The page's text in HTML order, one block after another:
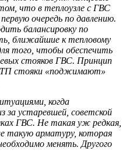
что в теплоузле с ГВС
очередь по давлению.
балансировку по
ближайшие к тепловому
того, чтобы обеспечить
стояков ГВС. Принцип
стояки «поджимают»
когда
за устаревшей, советской
ГВС. Не такая уж редкая,
такую арматуру, которая
менять. Другого